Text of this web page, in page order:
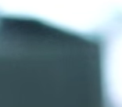
essere personalizzate
su misura per i
garantendo